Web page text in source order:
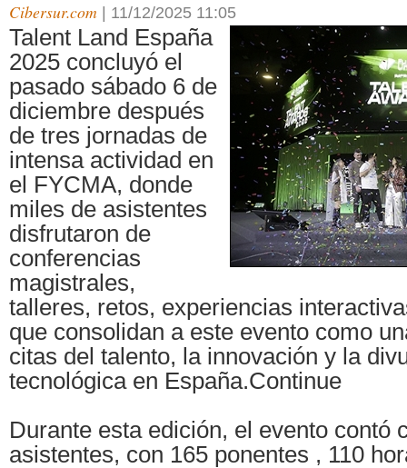
Cibersur.com 11/12/2025 11:05
Talent Land España
2025 concluyó el
pasado sábado 6 de
diciembre después
de tres jornadas de
intensa actividad en
el FYCMA, donde
miles de asistentes
disfrutaron de
conferencias
magistrales,
talleres, retos, experiencias
que consolidan a este evento como
citas del talento, la innovación y la
tecnológica en España.Continue
Durante esta edición, el evento contó
asistentes, con 165 ponentes , 110